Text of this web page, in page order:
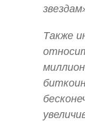
Также